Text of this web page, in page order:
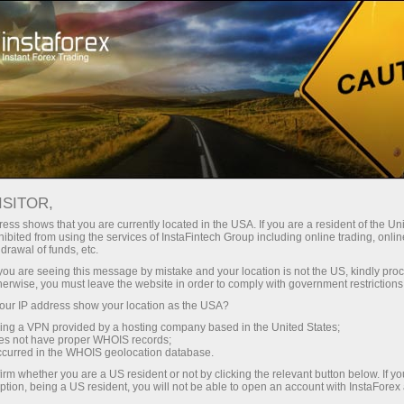
Campagnes
Projets promotionnels
de la société
InstaForex
Dans cette section, vous pouvez voir différents
matériaux promo de InstaForex courtier
international qui sont d'intérêt pour les clients et
fournir plus d'informations sur l'activité
shows that you are currently located in the USA. If you are a resident of the
from using the services of InstaFintech Group including online trading,
of funds, etc.
are seeing this message by mistake and your location is not the US, kindly
you must leave the website in order to comply with government
IP address show your location as the USA?
a VPN provided by a hosting company based in the United States;
not have proper WHOIS records;
in the WHOIS geolocation database.
whether you are a US resident or not by clicking the relevant button below. If
being a US resident, you will not be able to open an account with InstaForex